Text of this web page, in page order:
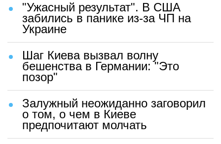
"Ужасный результат". В США
забились в панике из-за ЧП на
Украине
Шаг Киева вызвал волну
бешенства в Германии: "Это
позор"
Залужный неожиданно заговорил
о том, о чем в Киеве
предпочитают молчать